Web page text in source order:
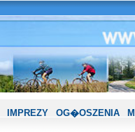
IMPREZY OG�OSZENIA